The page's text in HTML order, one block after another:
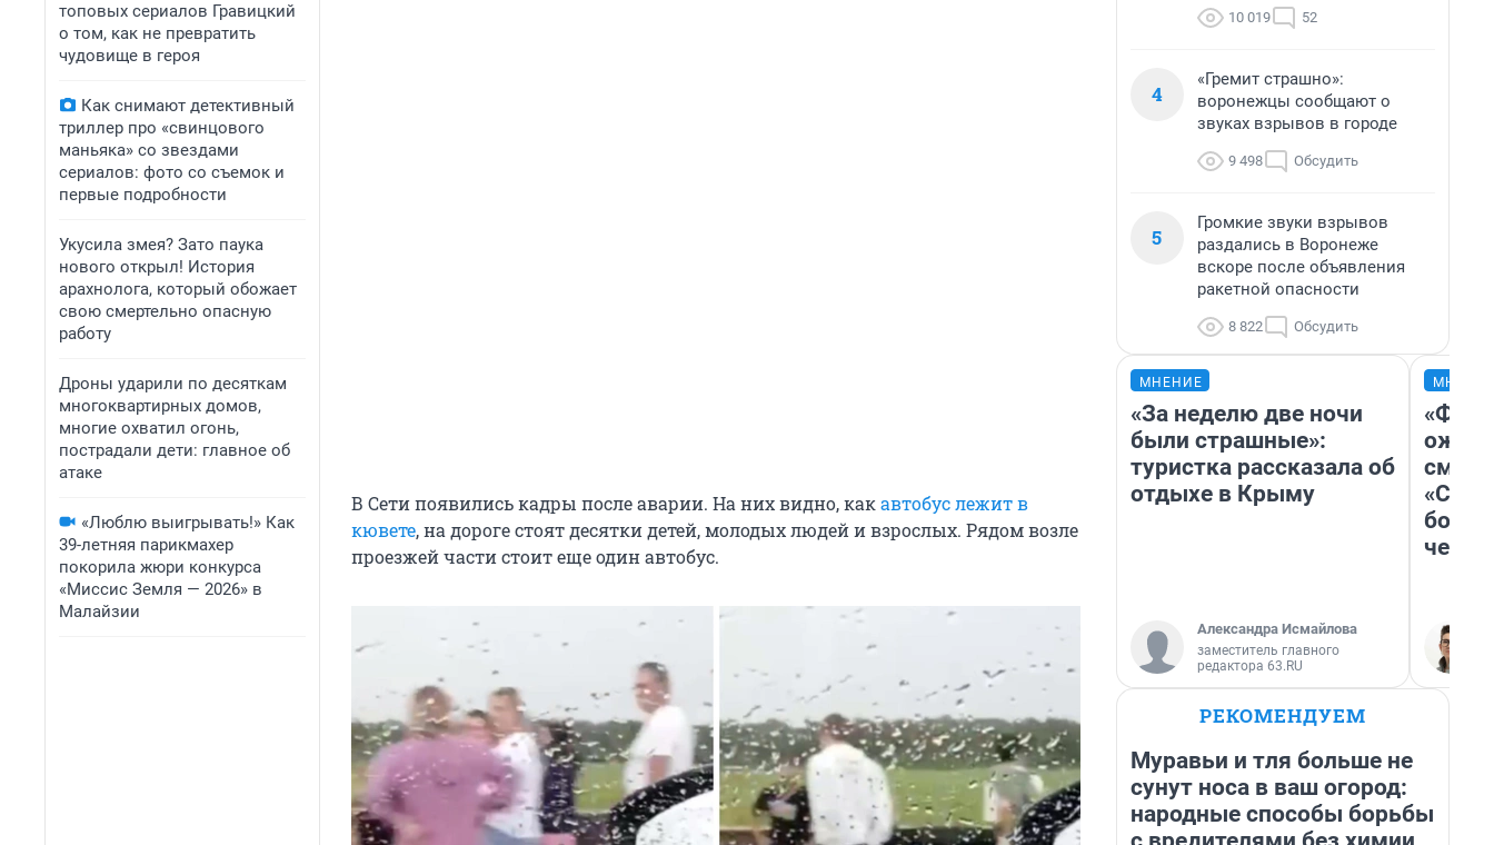
топовых сериалов Гравицкий
о том, как не превратить
чудовище в героя
Как снимают детективный
триллер про «свинцового
маньяка» со звездами
сериалов: фото со съемок и
первые подробности
Укусила змея? Зато паука
нового открыл! История
арахнолога, который обожает
свою смертельно опасную
работу
Дроны ударили по десяткам
многоквартирных домов,
многие охватил огонь,
пострадали дети: главное об
атаке
«Люблю выигрывать!» Как
39-летняя парикмахер
покорила жюри конкурса
«Миссис Земля — 2026» в
Малайзии
В Сети появились кадры после аварии. На них видно, какавтобус лежит в
кювете, на дороге стоят десятки детей, молодых людей и взрослых. Рядом возле
проезжей части стоит еще один автобус.
10 019 52
4
«Гремит страшно»:
воронежцы сообщают о
звуках взрывов в городе
9 498 Обсудить
5
Громкие звуки взрывов
раздались в Воронеже
вскоре после объявления
ракетной опасности
8 822 Обсудить
МНЕНИЕ
«За неделю две ночи
были страшные»:
туристка рассказала об
отдыхе в Крыму
Александра Исмайлова
заместитель главного
редактора 63.RU
РЕКОМЕНДУЕМ
Муравьи и тля больше не
сунут носа в ваш огород:
народные способы борьбы